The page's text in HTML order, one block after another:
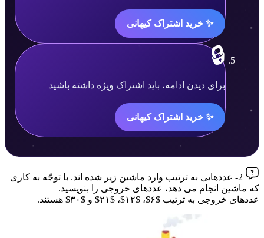
قفل
شده
است.
✨ خرید اشتراک کیهانی
🔒
محتوا
قفل
شده
است.
برای دیدن ادامه، باید اشتراک ویژه داشته باشید
✨ خرید اشتراک کیهانی
2- عددهایی به ترتیب وارد ماشین زیر شده اند. با توجّه به کاری
که ماشین انجام می دهد، عددهای خروجی را بنویسید.
عددهای خروجی به ترتیب $۶$، $۱۲$، $۲۱$ و $۳۰$ هستند.